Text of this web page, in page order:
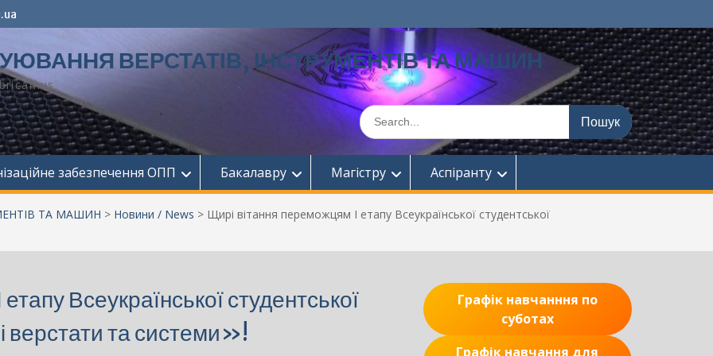
ВЕРСТАТІВ, ІНСТРУМЕНТІВ ТА МАШИН
Шукати:
забезпечення ОПП Бакалавру Магістру Аспіранту
ТА МАШИН > Новини / News > Щирі вітання переможцям І етапу Всеукраїнської студентської
Всеукраїнської студентської
верстати та системи»!
Графік навчанння по
суботах
Графік навчання для